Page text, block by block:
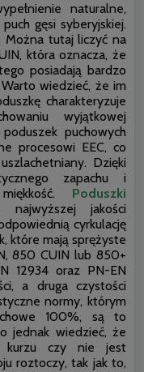
naturalne,
gęsi syberyjskiej.
Można tutaj liczyć na
która oznacza, że
posiadają bardzo
wiedzieć, że im
charakteryzuje
wyjątkowej
puchowych
procesowi EEC, co
Dzięki
zapachu i
Poduszki
jakości
cyrkulację
które mają sprężyste
850 CUIN lub 850+
12934 oraz PN-EN
a druga czystości
normy, którym
100%, są to
jednak wiedzieć, że
kurzu czy nie jest
roztoczy, tak jak to,